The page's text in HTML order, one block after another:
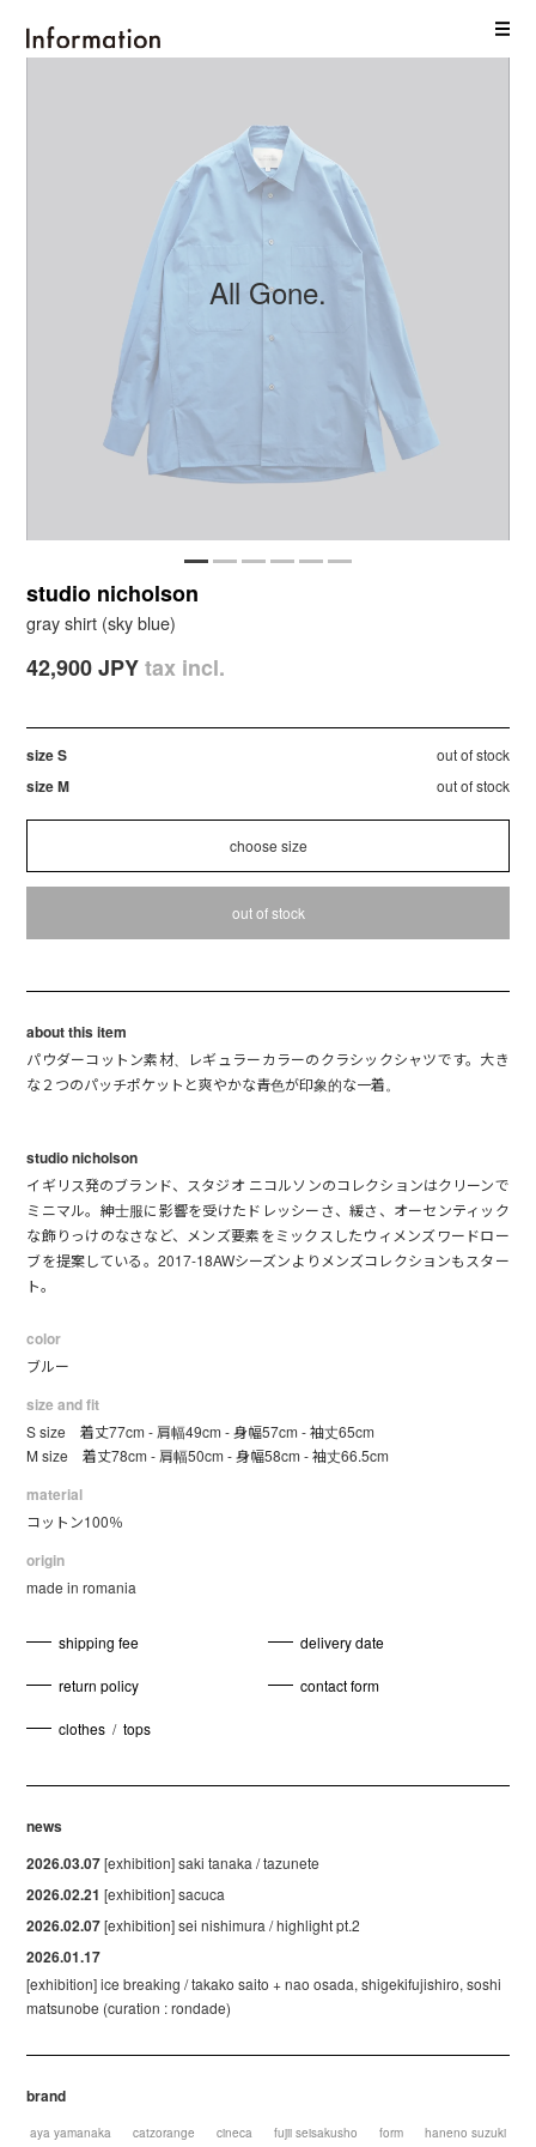
studio nicholson
gray shirt (sky blue)
42,900 JPYtax incl.
size S out of stock
size M out of stock
out of stock
about this item
パウダーコットン素材、レギュラーカラーのクラシックシャツです。大き
な２つのパッチポケットと爽やかな青色が印象的な一着。
studio nicholson
イギリス発のブランド、スタジオ ニコルソンのコレクションはクリーンで
ミニマル。紳士服に影響を受けたドレッシーさ、緩さ、オーセンティック
な飾りっけのなさなど、メンズ要素をミックスしたウィメンズワードロー
ブを提案している。2017-18AWシーズンよりメンズコレクションもスター
ト。
color
ブルー
size and fit
S size 着丈77cm - 肩幅49cm - 身幅57cm - 袖丈65cm
M size 着丈78cm - 肩幅50cm - 身幅58cm - 袖丈66.5cm
material
コットン100％
origin
made in romania
shipping fee delivery date
return policy contact form
clothes / tops
news
2026.03.07[exhibition] saki tanaka / tazunete
2026.02.21 [exhibition] sacuca
2026.02.07[exhibition] sei nishimura / highlight pt.2
2026.01.17
[exhibition] ice breaking / takako saito + nao osada, shigekifujishiro, soshi
matsunobe (curation : rondade)
brand
aya yamanaka catzorange cineca fujii seisakusho form haneno suzuki